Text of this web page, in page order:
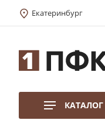
Екатеринбург
КАТАЛОГ